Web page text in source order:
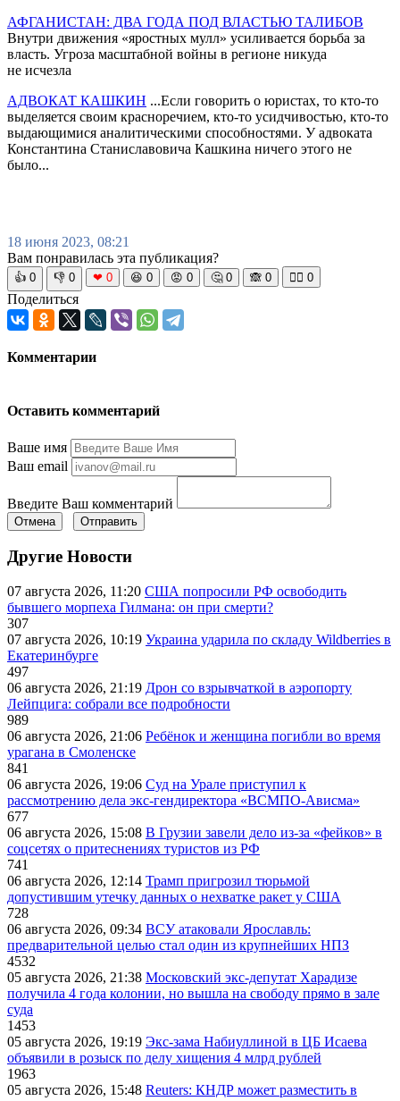
АФГАНИСТАН: ДВА ГОДА ПОД ВЛАСТЬЮ ТАЛИБОВ
Внутри движения «яростных мулл» усиливается борьба за
власть. Угроза масштабной войны в регионе никуда
не исчезла
АДВОКАТ КАШКИН ...Если говорить о юристах, то кто-то
выделяется своим красноречием, кто-то усидчивостью, кто-то
выдающимися аналитическими способностями. У адвоката
Константина Станиславовича Кашкина ничего этого не
было...
18 июня 2023, 08:21
Вам понравилась эта публикация?
👍 0 👎 0 ❤ 0 😆 0 😡 0 🤔 0 🙈 0 🧘‍♀️ 0
Поделиться
Комментарии
Оставить комментарий
Ваше имя
Ваш email
Введите Ваш комментарий
Отмена Отправить
Другие Новости
07 августа 2026, 11:20 США попросили РФ освободить
бывшего морпеха Гилмана: он при смерти?
307
07 августа 2026, 10:19 Украина ударила по складу Wildberries в
Екатеринбурге
497
06 августа 2026, 21:19 Дрон со взрывчаткой в аэропорту
Лейпцига: собрали все подробности
989
06 августа 2026, 21:06 Ребёнок и женщина погибли во время
урагана в Смоленске
841
06 августа 2026, 19:06 Суд на Урале приступил к
рассмотрению дела экс-гендиректора «ВСМПО-Ависма»
677
06 августа 2026, 15:08 В Грузии завели дело из-за «фейков» в
соцсетях о притеснениях туристов из РФ
741
06 августа 2026, 12:14 Трамп пригрозил тюрьмой
допустившим утечку данных о нехватке ракет у США
728
06 августа 2026, 09:34 ВСУ атаковали Ярославль:
предварительной целью стал один из крупнейших НПЗ
4532
05 августа 2026, 21:38 Московский экс-депутат Харадизе
получила 4 года колонии, но вышла на свободу прямо в зале
суда
1453
05 августа 2026, 19:19 Экс-зама Набиуллиной в ЦБ Исаева
объявили в розыск по делу хищения 4 млрд рублей
1963
05 августа 2026, 15:48 Reuters: КНДР может разместить в